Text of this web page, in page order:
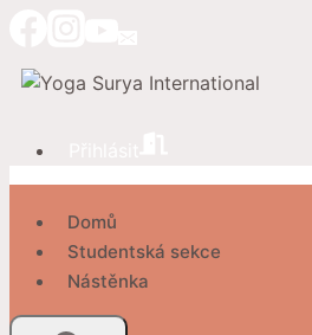
obsah
Domů
Studentská sekce
Nástěnka